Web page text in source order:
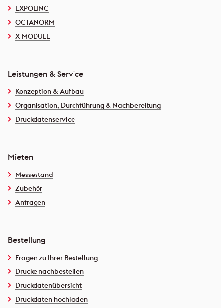
EXPOLINC
OCTANORM
X-MODULE
Leistungen & Service
Konzeption & Aufbau
Organisation, Durchführung & Nachbereitung
Druckdatenservice
Mieten
Messestand
Zubehör
Anfragen
Bestellung
Fragen zu Ihrer Bestellung
Drucke nachbestellen
Druckdatenübersicht
Druckdaten hochladen